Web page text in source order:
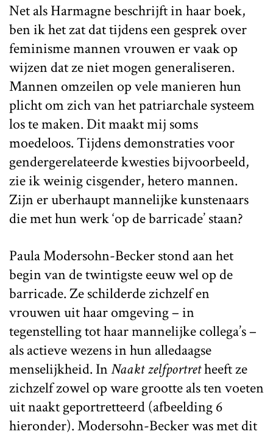
Net als Harmagne beschrijft in haar boek,
ben ik het zat dat tijdens een gesprek over
feminisme mannen vrouwen er vaak op
wijzen dat ze niet mogen generaliseren.
Mannen omzeilen op vele manieren hun
plicht om zich van het patriarchale systeem
los te maken. Dit maakt mij soms
moedeloos. Tijdens demonstraties voor
gendergerelateerde kwesties bijvoorbeeld,
zie ik weinig cisgender, hetero mannen.
Zijn er uberhaupt mannelijke kunstenaars
die met hun werk ‘op de barricade’ staan?
Paula Modersohn-Becker stond aan het
begin van de twintigste eeuw wel op de
barricade. Ze schilderde zichzelf en
vrouwen uit haar omgeving – in
tegenstelling tot haar mannelijke collega’s –
als actieve wezens in hun alledaagse
menselijkheid. InNaakt zelfportretheeft ze
zichzelf zowel op ware grootte als ten voeten
uit naakt geportretteerd (afbeelding 6
hieronder). Modersohn-Becker was met dit